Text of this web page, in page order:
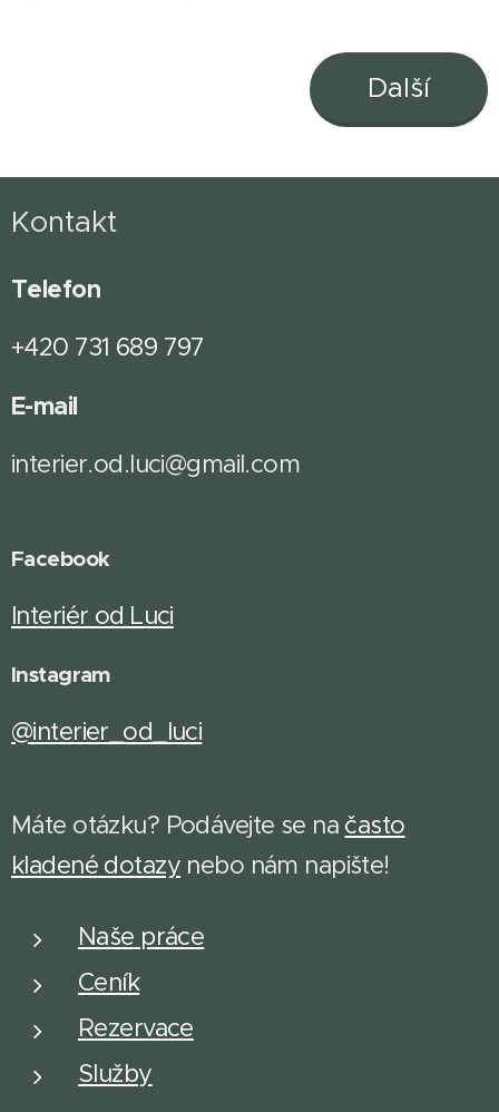
Další
Kontakt
Telefon
+420 731 689 797
E-mail
interier.od.luci@gmail.com
Facebook
Interiér od Luci
Instagram
@interier_od_luci
Máte otázku? Podávejte se na často
kladené dotazy nebo nám napište!
Naše práce
Ceník
Rezervace
Služby